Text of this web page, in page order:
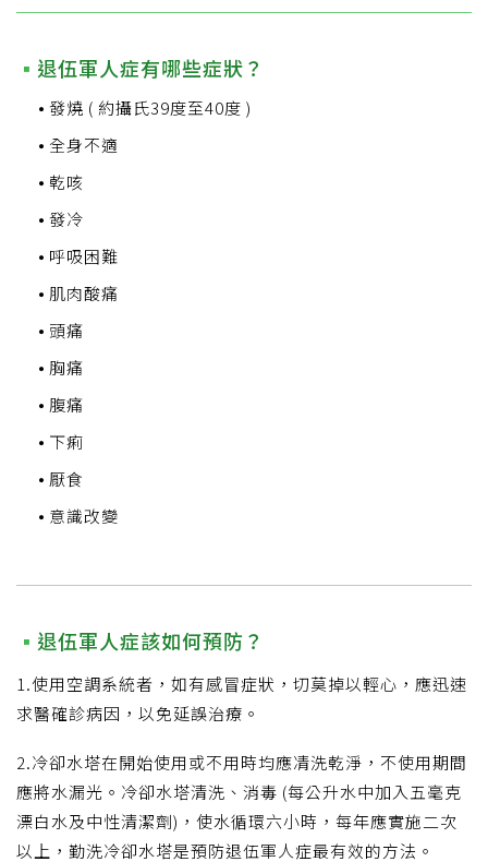
退伍軍人症有哪些症狀？
發燒 ( 約攝氏39度至40度 )
全身不適
乾咳
發冷
呼吸困難
肌肉酸痛
頭痛
胸痛
腹痛
下痢
厭食
意識改變
退伍軍人症該如何預防？
1.使用空調系統者，如有感冒症狀，切莫掉以輕心，應迅速
求醫確診病因，以免延誤治療。
2.冷卻水塔在開始使用或不用時均應凊洗乾淨，不使用期間
應將水漏光。冷卻水塔清洗、消毒 (每公升水中加入五毫克
漂白水及中性清潔劑)，使水循環六小時，每年應實施二次
以上，勤洗冷卻水塔是預防退伍軍人症最有效的方法。